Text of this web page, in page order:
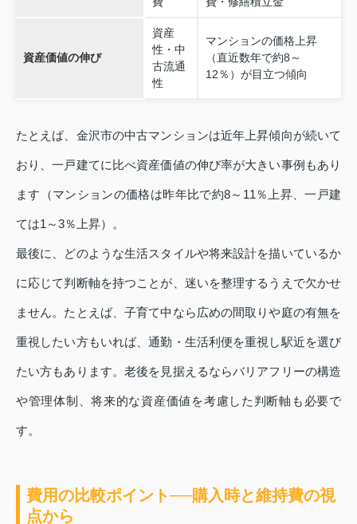
資産価値の伸び
資産
性・中
古流通
性
マンションの価格上昇
（直近数年で約8～
12％）が目立つ傾向
たとえば、金沢市の中古マンションは近年上昇傾向が続いて
おり、一戸建てに比べ資産価値の伸び率が大きい事例もあり
ます（マンションの価格は昨年比で約8～11％上昇、一戸建
ては1～3％上昇）。
最後に、どのような生活スタイルや将来設計を描いているか
に応じて判断軸を持つことが、迷いを整理するうえで欠かせ
ません。たとえば、子育て中なら広めの間取りや庭の有無を
重視したい方もいれば、通勤・生活利便を重視し駅近を選び
たい方もあります。老後を見据えるならバリアフリーの構造
や管理体制、将来的な資産価値を考慮した判断軸も必要で
す。
費用の比較ポイント──購入時と維持費の視
点から